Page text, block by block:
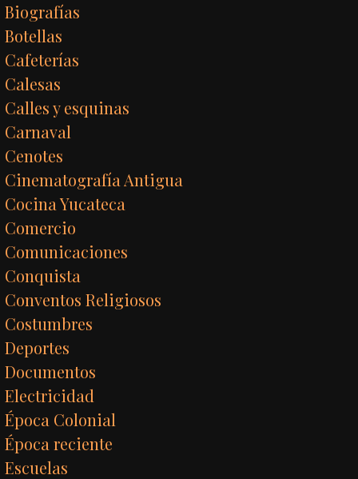
Biografías
Botellas
Cafeterías
Calesas
Calles y esquinas
Carnaval
Cenotes
Cinematografía Antigua
Cocina Yucateca
Comercio
Comunicaciones
Conquista
Conventos Religiosos
Costumbres
Deportes
Documentos
Electricidad
Época Colonial
Época reciente
Escuelas